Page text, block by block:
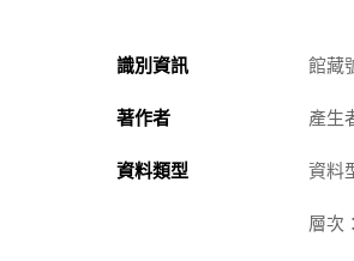
識別資訊 館藏
著作者 產生
資料類型 資料
層次